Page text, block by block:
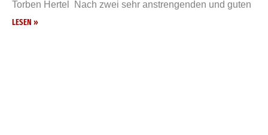
Torben Hertel Nach zwei sehr anstrengenden und guten
LESEN »